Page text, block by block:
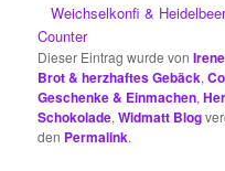
Weichselkonfi &
Counter
Dieser Eintrag wurde von
Brot & herzhaftes Gebäck,
Geschenke & Einmachen,
Schokolade,Widmatt Blog
den Permalink.